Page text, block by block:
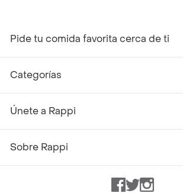
Pide tu comida favorita cerca de ti
Categorías
Únete a Rappi
Sobre Rappi
Facebook
Twitter